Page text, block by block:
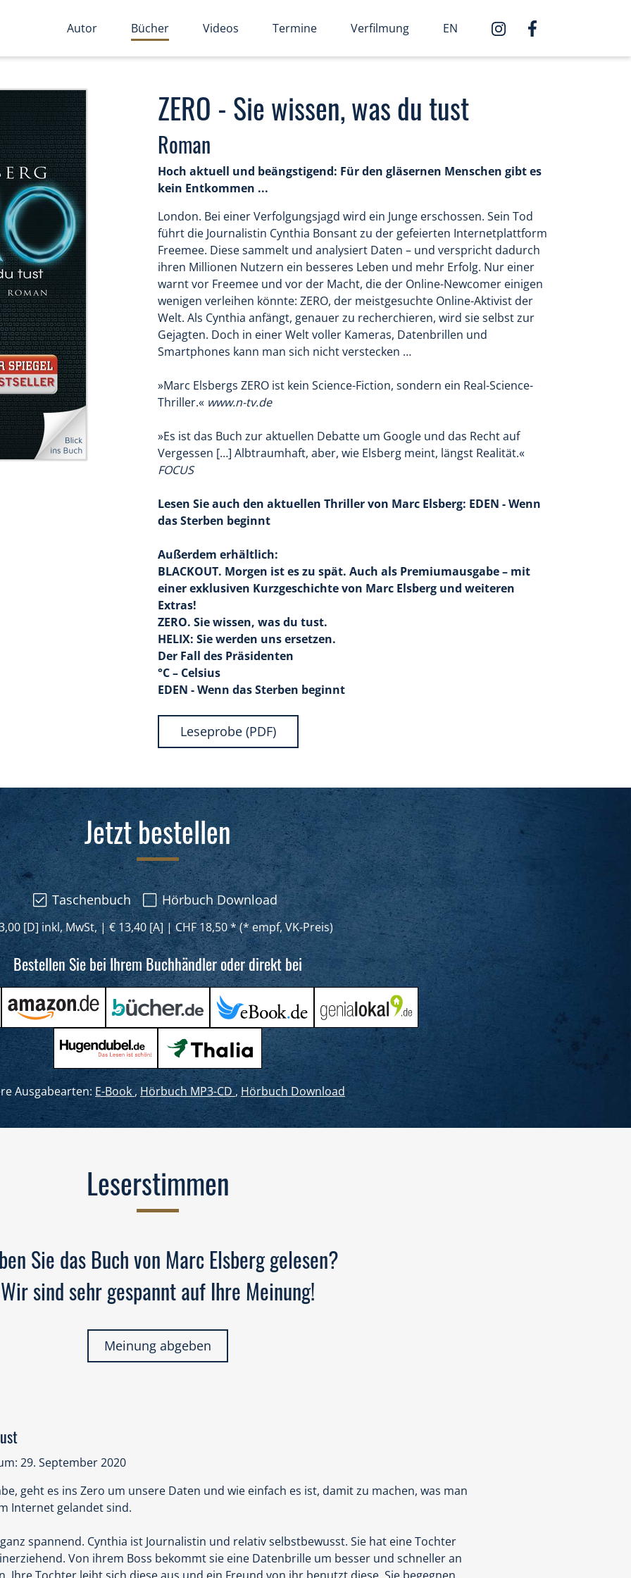
Autor Bücher Videos Termine Verfilmung EN
ZERO - Sie wissen, was du tust
Roman
Hoch aktuell und beängstigend: Für den gläsernen Menschen gibt es
kein Entkommen ...
London. Bei einer Verfolgungsjagd wird ein Junge erschossen. Sein Tod
führt die Journalistin Cynthia Bonsant zu der gefeierten Internetplattform
Freemee. Diese sammelt und analysiert Daten – und verspricht dadurch
ihren Millionen Nutzern ein besseres Leben und mehr Erfolg. Nur einer
warnt vor Freemee und vor der Macht, die der Online-Newcomer einigen
wenigen verleihen könnte: ZERO, der meistgesuchte Online-Aktivist der
Welt. Als Cynthia anfängt, genauer zu recherchieren, wird sie selbst zur
Gejagten. Doch in einer Welt voller Kameras, Datenbrillen und
Smartphones kann man sich nicht verstecken …
»Marc Elsbergs ZERO ist kein Science-Fiction, sondern ein Real-Science-
Thriller.« www.n-tv.de
»Es ist das Buch zur aktuellen Debatte um Google und das Recht auf
Vergessen […] Albtraumhaft, aber, wie Elsberg meint, längst Realität.«
FOCUS
Lesen Sie auch den aktuellen Thriller von Marc Elsberg: EDEN - Wenn
das Sterben beginnt
Außerdem erhältlich:
BLACKOUT. Morgen ist es zu spät. Auch als Premiumausgabe – mit
einer exklusiven Kurzgeschichte von Marc Elsberg und weiteren
Extras!
ZERO. Sie wissen, was du tust.
HELIX: Sie werden uns ersetzen.
Der Fall des Präsidenten
°C – Celsius
EDEN - Wenn das Sterben beginnt
Leseprobe (PDF)
Jetzt bestellen
Taschenbuch Hörbuch Download
[D] inkl, MwSt,| € 13,40 [A] |CHF 18,50 * (* empf, VK-Preis)
Bestellen Sie bei Ihrem Buchhändler oder direkt bei
Ausgabearten: E-Book , Hörbuch MP3-CD, Hörbuch Download
Leserstimmen
Sie das Buch von Marc Elsberg gelesen?
Wir sind sehr gespannt auf Ihre Meinung!
Meinung abgeben
29. September 2020
geht es ins Zero um unsere Daten und wie einfach es ist, damit zu machen, was man
Internet gelandet sind.
spannend. Cynthia ist Journalistin und relativ selbstbewusst. Sie hat eine Tochter
Von ihrem Boss bekommt sie eine Datenbrille um besser und schneller an